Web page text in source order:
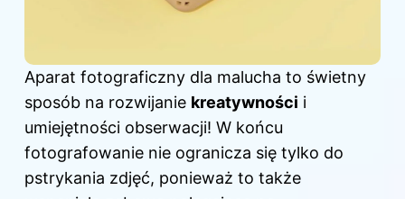
Aparat fotograficzny dla malucha to świetny
sposób na rozwijanie kreatywności i
umiejętności obserwacji! W końcu
fotografowanie nie ogranicza się tylko do
pstrykania zdjęć, ponieważ to także